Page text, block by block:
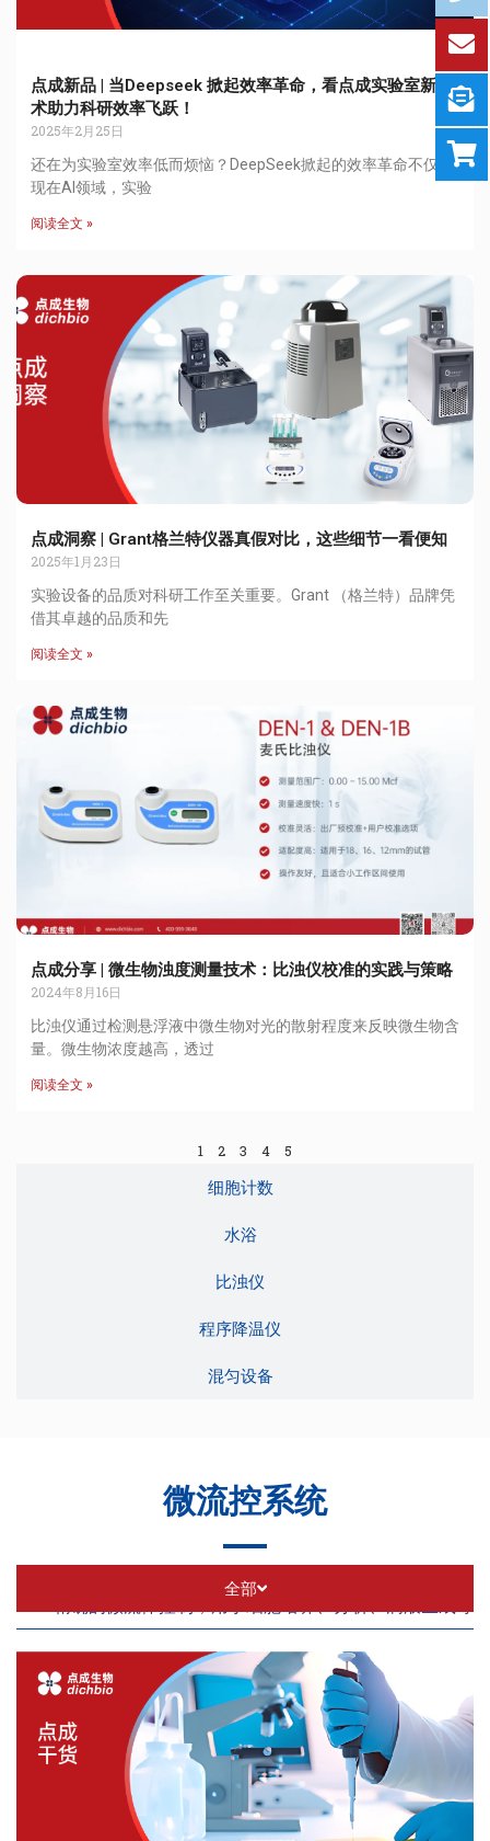
细胞计数
水浴
比浊仪
程序降温仪
混匀设备
点成新品 | 当Deepseek 掀起效率革命，看点成实验室新技
术助力科研效率飞跃！
2025年2月25日
还在为实验室效率低而烦恼？DeepSeek掀起的效率革命不仅体
现在AI领域，实验
阅读全文 »
点成洞察 | Grant格兰特仪器真假对比，这些细节一看便知
2025年1月23日
实验设备的品质对科研工作至关重要。Grant （格兰特）品牌凭
借其卓越的品质和先
阅读全文 »
点成分享 | 微生物浊度测量技术：比浊仪校准的实践与策略
2024年8月16日
比浊仪通过检测悬浮液中微生物对光的散射程度来反映微生物含
量。微生物浓度越高，透过
阅读全文 »
1 2 3 4 5
微流控系统
全部